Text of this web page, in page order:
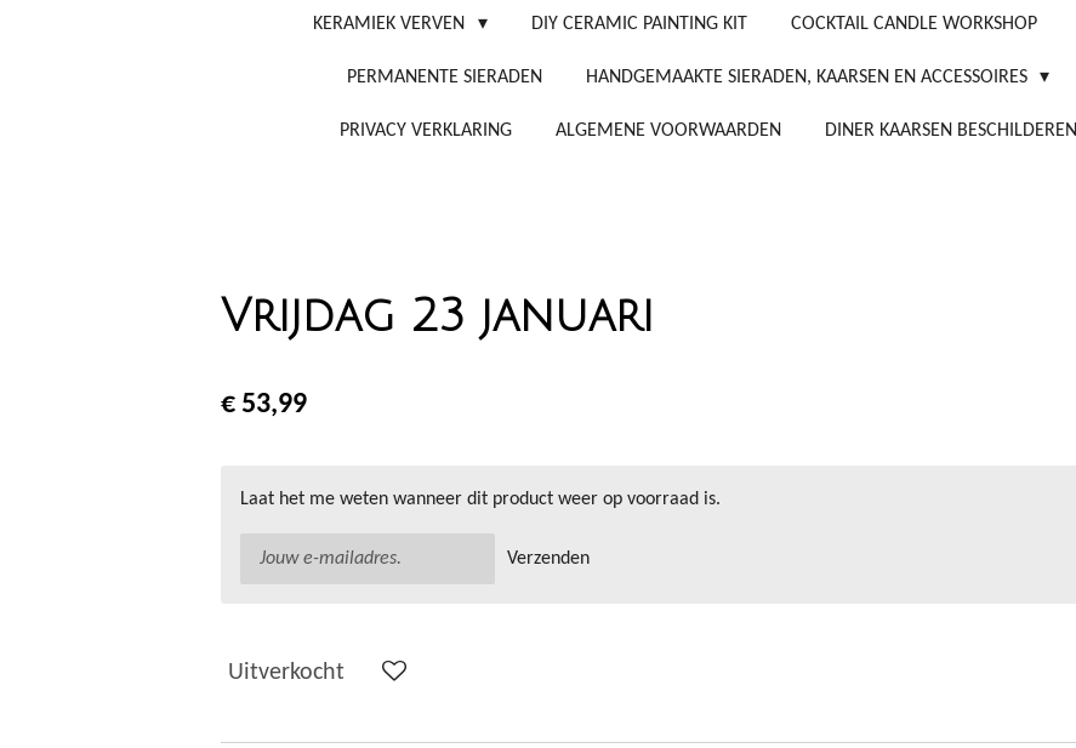
KERAMIEK VERVEN DIY CERAMIC PAINTING KIT COCKTAIL CANDLE WORKSHOP
PERMANENTE SIERADEN HANDGEMAAKTE SIERADEN, KAARSEN EN ACCESSOIRES
PRIVACY VERKLARING ALGEMENE VOORWAARDEN DINER KAARSEN BESCHILDEREN
Vrijdag 23 januari
€ 53,99
Laat het me weten wanneer dit product weer op voorraad is.
Verzenden
Uitverkocht